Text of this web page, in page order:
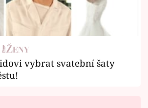
vybrat svatební šaty